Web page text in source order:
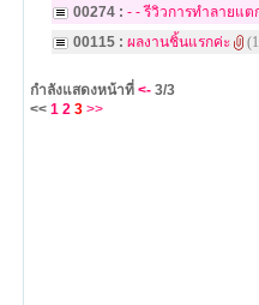
00274 : - - รีวิวการทำลายแ
00115 : ผลงานชิ้นแรกค่ะ
กำลังแสดงหน้าที่ <- 3/3
<< 1 2 3 >>